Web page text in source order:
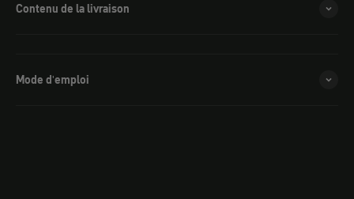
Contenu de la livraison
Mode d'emploi